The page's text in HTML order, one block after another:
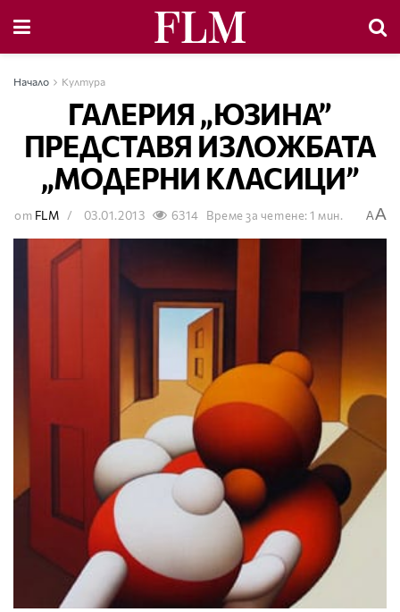
Начало Култура
ГАЛЕРИЯ „ЮЗИНА”
ПРЕДСТАВЯ ИЗЛОЖБАТА
„МОДЕРНИ КЛАСИЦИ”
от FLM 03.01.2013 6314 Време за четене: 1 мин. AA